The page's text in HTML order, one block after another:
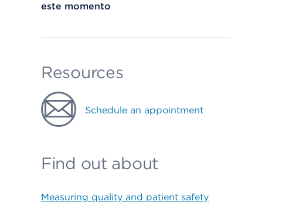
este momento
Resources
Schedule an appointment
Find out about
Measuring quality and patient safety